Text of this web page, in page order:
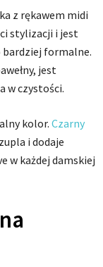
z rękawem midi
stylizacji i jest
bardziej formalne.
jest
w czystości.
kolor. Czarny
i dodaje
w każdej damskiej